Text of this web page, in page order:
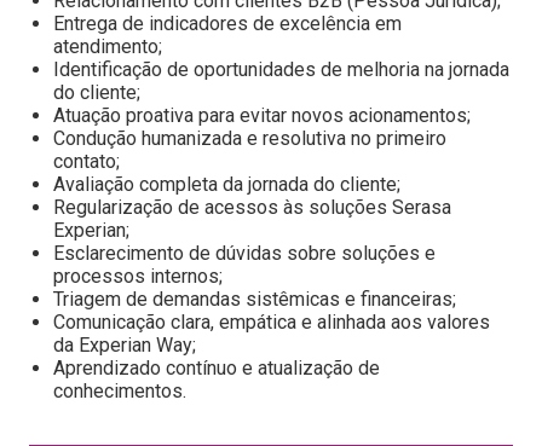
Entrega de indicadores de excelência em
atendimento;
Identificação de oportunidades de melhoria na jornada
do cliente;
Atuação proativa para evitar novos acionamentos;
Condução humanizada e resolutiva no primeiro
contato;
Avaliação completa da jornada do cliente;
Regularização de acessos às soluções Serasa
Experian;
Esclarecimento de dúvidas sobre soluções e
processos internos;
Triagem de demandas sistêmicas e financeiras;
Comunicação clara, empática e alinhada aos valores
da Experian Way;
Aprendizado contínuo e atualização de
conhecimentos.